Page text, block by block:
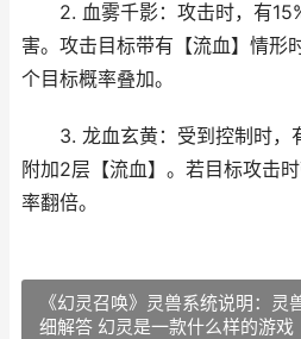
2. 血雾千影：攻击时，有
害。攻击目标带有【流血】情形
个目标概率叠加。
3. 龙血玄黄：受到控制时，
附加2层【流血】。若目标攻击
率翻倍。
《幻灵召唤》灵兽系统说明：
细解答 幻灵是一款什么样的游戏